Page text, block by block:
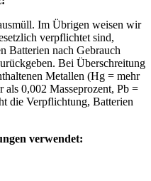
Im Übrigen weisen wir
verpflichtet sind,
Batterien nach Gebrauch
Bei Überschreitung
Metallen (Hg = mehr
als 0,002 Masseprozent, Pb =
die Verpflichtung, Batterien
verwendet: